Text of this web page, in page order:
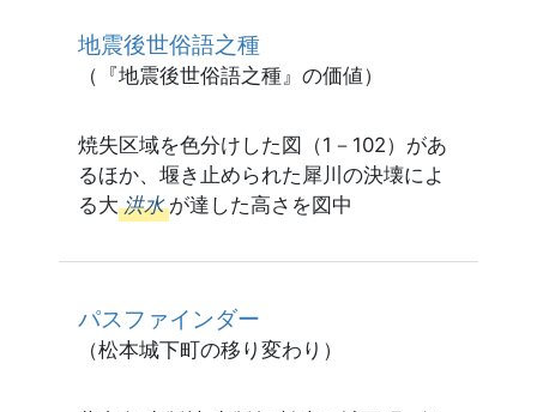
地震後世俗語之種
（『地震後世俗語之種』の価値）
焼失区域を色分けした図（1－102）があ
るほか、堰き止められた犀川の決壊によ
る大 洪水 が達した高さを図中
パスファインダー
（松本城下町の移り変わり）